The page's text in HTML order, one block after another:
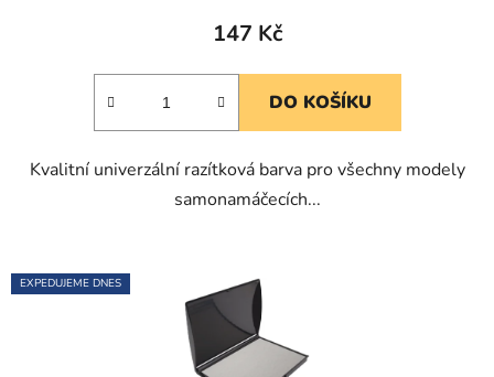
produktu
5,0
hvězdiček.
147 Kč
DO KOŠÍKU
Kvalitní univerzální razítková barva pro všechny modely
samonamáčecích...
EXPEDUJEME DNES